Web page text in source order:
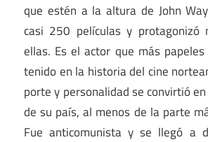
que estén a la altura de John
casi 250 películas y
ellas. Es el actor que más
tenido en la historia del cine
porte y personalidad se convirtió
de su país, al menos de la parte
Fue anticomunista y se llegó a